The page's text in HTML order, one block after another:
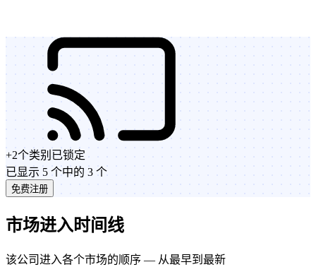
+2个类别 已锁定
已显示 5 个中的 3 个
免费注册
市场进入时间线
该公司进入各个市场的顺序 — 从最早到最新